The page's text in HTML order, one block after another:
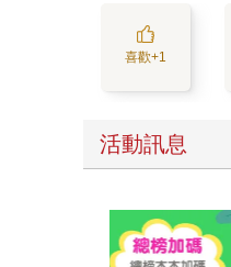
喜歡+1
活動訊息
2026金石堂